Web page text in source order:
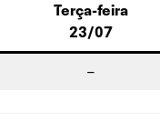
Terça-feira
23/07
–